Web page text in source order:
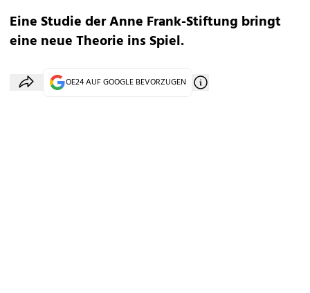
Eine Studie der Anne Frank-Stiftung bringt
eine neue Theorie ins Spiel.
OE24 AUF GOOGLE BEVORZUGEN